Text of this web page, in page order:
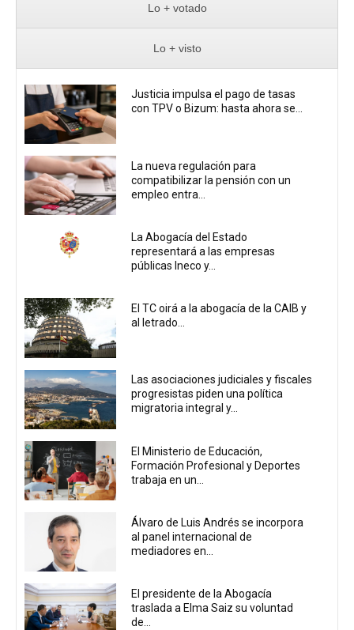
Lo + votado
Lo + visto
Justicia impulsa el pago de tasas
con TPV o Bizum: hasta ahora se...
La nueva regulación para
compatibilizar la pensión con un
empleo entra...
La Abogacía del Estado
representará a las empresas
públicas Ineco y...
El TC oirá a la abogacía de la CAIB y
al letrado...
Las asociaciones judiciales y fiscales
progresistas piden una política
migratoria integral y...
El Ministerio de Educación,
Formación Profesional y Deportes
trabaja en un...
Álvaro de Luis Andrés se incorpora
al panel internacional de
mediadores en...
El presidente de la Abogacía
traslada a Elma Saiz su voluntad
de...